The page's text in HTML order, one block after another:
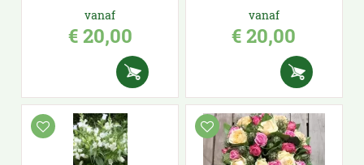
vanaf
€20,00
vanaf
€20,00